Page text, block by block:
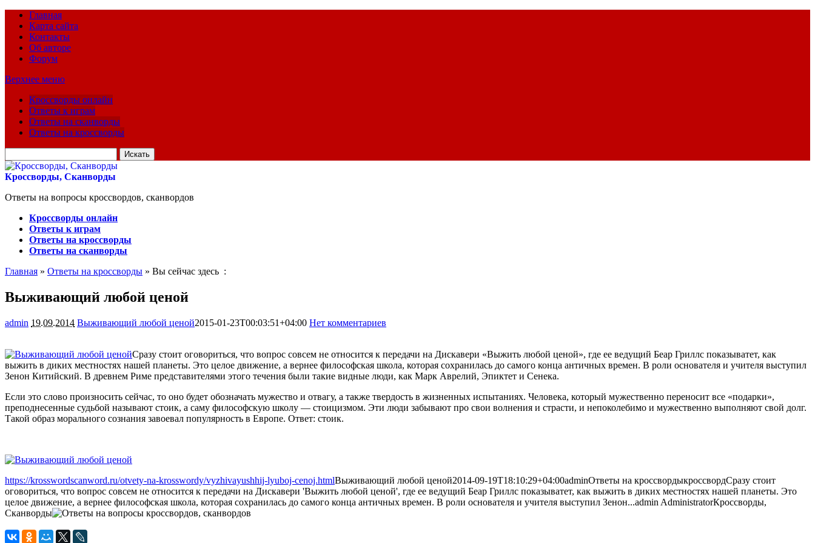
Главная
Карта сайта
Контакты
Об авторе
Форум
Верхнее меню
Кроссворды онлайн
Ответы к играм
Ответы на сканворды
Ответы на кроссворды
для:
Кроссворды, Сканворды
Ответы на вопросы кроссвордов, сканвордов
Кроссворды онлайн
Ответы к играм
Ответы на кроссворды
Ответы на сканворды
Главная » Ответы на кроссворды » Вы сейчас здесь :
Выживающий любой ценой
admin 19.09.2014 Выживающий любой ценой2015-01-23T00:03:51+04:00 Нет комментариев
Сразу стоит оговориться, что вопрос совсем не относится к передачи на Дискавери «Выжить любой ценой», где ее ведущий Беар Гриллс показыватет, как
выжить в диких местностях нашей планеты. Это целое движение, а вернее философская школа, которая сохранилась до самого конца античных времен. В роли основателя и учителя выступил
Зенон Китийский. В древнем Риме представителями этого течения были такие видные люди, как Марк Аврелий, Эпиктет и Сенека.
Если это слово произносить сейчас, то оно будет обозначать мужество и отвагу, а также твердость в жизненных испытаниях. Человека, который мужественно переносит все «подарки»,
преподнесенные судьбой называют стоик, а саму философскую школу — стоицизмом. Эти люди забывают про свои волнения и страсти, и непоколебимо и мужественно выполняют свой долг.
Такой образ морального сознания завоевал популярность в Европе. Ответ: стоик.
https://krosswordscanword.ru/otvety-na-krosswordy/vyzhivayushhij-lyuboj-cenoj.htmlВыживающий любой ценой2014-09-19T18:10:29+04:00adminОтветы на кроссвордыкроссвордСразу стоит
оговориться, что вопрос совсем не относится к передачи на Дискавери 'Выжить любой ценой', где ее ведущий Беар Гриллс показыватет, как выжить в диких местностях нашей планеты. Это
целое движение, а вернее философская школа, которая сохранилась до самого конца античных времен. В роли основателя и учителя выступил Зенон...admin AdministratorКроссворды,
Сканворды